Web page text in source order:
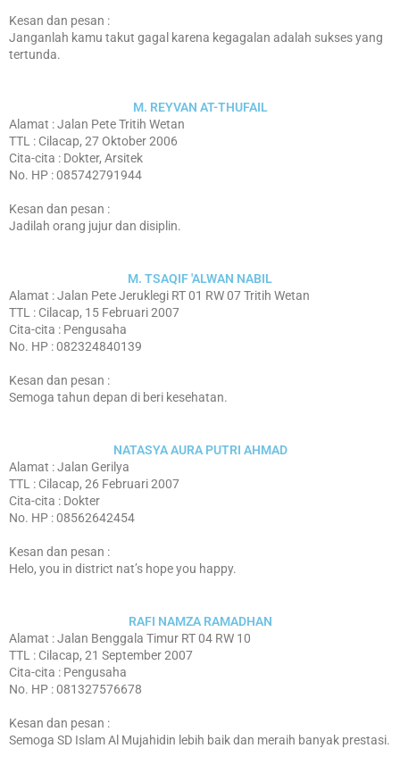
Kesan dan pesan :
Janganlah kamu takut gagal karena kegagalan adalah sukses yang
tertunda.
M. REYVAN AT-THUFAIL
Alamat : Jalan Pete Tritih Wetan
TTL : Cilacap, 27 Oktober 2006
Cita-cita : Dokter, Arsitek
No. HP : 085742791944
Kesan dan pesan :
Jadilah orang jujur dan disiplin.
M. TSAQIF 'ALWAN NABIL
Alamat : Jalan Pete Jeruklegi RT 01 RW 07 Tritih Wetan
TTL : Cilacap, 15 Februari 2007
Cita-cita : Pengusaha
No. HP : 082324840139
Kesan dan pesan :
Semoga tahun depan di beri kesehatan.
NATASYA AURA PUTRI AHMAD
Alamat : Jalan Gerilya
TTL : Cilacap, 26 Februari 2007
Cita-cita : Dokter
No. HP : 08562642454
Kesan dan pesan :
Helo, you in district nat’s hope you happy.
RAFI NAMZA RAMADHAN
Alamat : Jalan Benggala Timur RT 04 RW 10
TTL : Cilacap, 21 September 2007
Cita-cita : Pengusaha
No. HP : 081327576678
Kesan dan pesan :
Semoga SD Islam Al Mujahidin lebih baik dan meraih banyak prestasi.